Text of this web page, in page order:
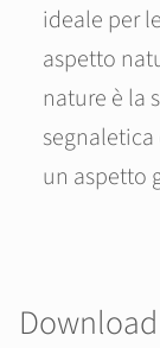
ideale per
aspetto
nature è la
un aspetto
Download